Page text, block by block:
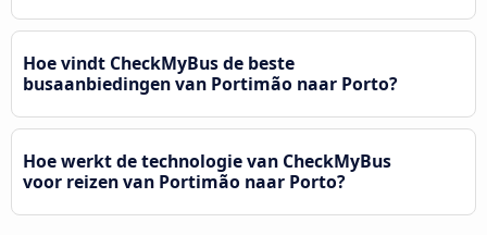
Hoe vindt CheckMyBus de beste
busaanbiedingen van Portimão naar Porto?
Hoe werkt de technologie van CheckMyBus
voor reizen van Portimão naar Porto?